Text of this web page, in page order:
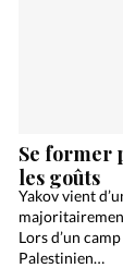
Se former
les goûts
Yakov vient
Lors d’un
Palestinien…